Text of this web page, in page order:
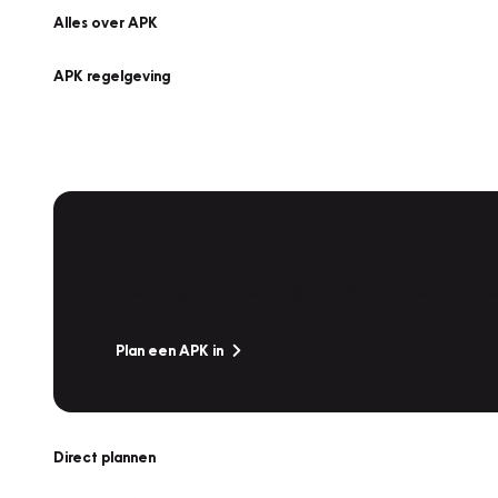
Alles over APK
APK regelgeving
Plan een APK in
Direct plannen